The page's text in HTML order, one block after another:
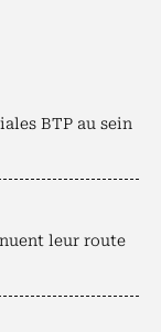
BTP au sein
leur route